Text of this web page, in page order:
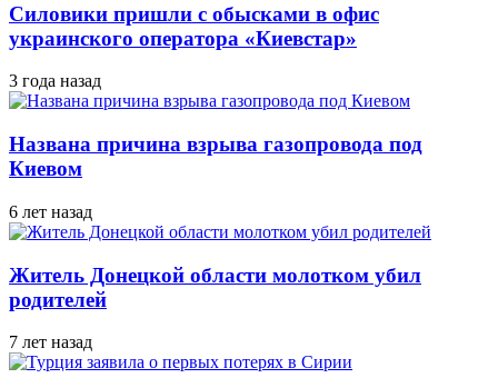
Силовики пришли с обысками в офис
украинского оператора «Киевстар»
3 года назад
Названа причина взрыва газопровода под
Киевом
6 лет назад
Житель Донецкой области молотком убил
родителей
7 лет назад